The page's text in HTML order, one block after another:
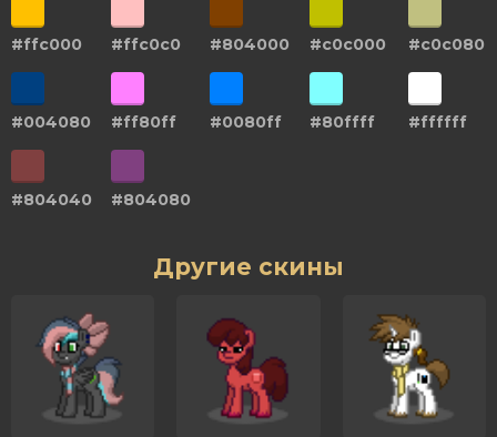
#ffc000 #ffc0c0 #804000 #c0c000 #c0c080
#004080 #ff80ff #0080ff #80ffff #ffffff
#804040 #804080
Другие скины